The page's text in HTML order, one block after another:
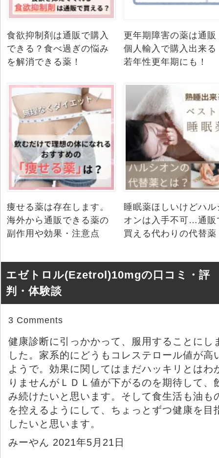
食欲抑制剤は通販で購入
できる？食べ過ぎの悩み
を解消できる薬！
更年期障害の薬は通販
個人輸入で購入出来る
若年性更年期にも！
痩せる薬は存在します。
海外から通販できる薬の
副作用や効果・注意点
睡眠薬ほしいけどハル
オンは入手不可…通販
買える代わりの代替薬
エゼトロル(Ezetrol)10mgの口コミ・評
判・体験談
3 Comments
健康診断に引っかかって、服用することにし
した。家系的にどうもコレステロール値が高
ようで。効果に関してはまだハッキリとはわ
りませんがＬＤＬ値が下がるのを期待して、
み続けたいと思います。そして食生活も油も
を控えるようにして、ちょっとずつ健康を目
したいと思います。
みーやん 2021年5月21日